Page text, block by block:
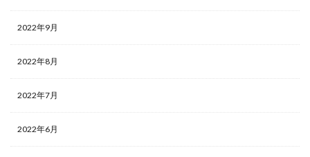
2022年9月
2022年8月
2022年7月
2022年6月